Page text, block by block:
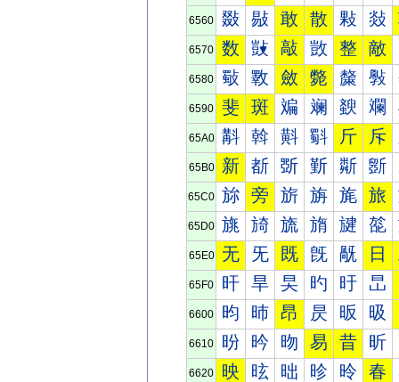
6560 敠 敡 敢 散 敤 敥
6570 数 敱 敲 敳 整 敵
6580 斀 斁 斂 斃 斄 斅
6590 斐 斑 斒 斓 斔 斕
65A0 斠 斡 斢 斣 斤 斥
65B0 新 斱 斲 斳 斴 斵
65C0 旀 旁 旂 旃 旄 旅
65D0 旐 旑 旒 旓 旔 旕
65E0 无 旡 既 旣 旤 日
65F0 旰 旱 旲 旳 旴 旵
6600 昀 昁 昂 昃 昄 昅
6610 昐 昑 昒 易 昔 昕
6620 映 昡 昢 昣 昤 春